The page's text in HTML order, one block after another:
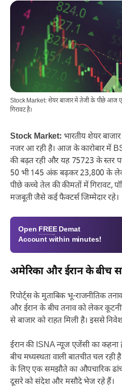
Stock Market: शेयर बाजार में तेजी के पीछे आज
गिरावट है।
Stock Market: भारतीय शेयर
नजर आ रही है। आज के कारोबार में
की बढ़त रही और यह 75723 के स्तर
50 भी 145 अंक बढ़कर 23,800 के
पीछे कच्चे तेल की कीमतों में गिरावट,
मजबूती जैसे कई फैक्टर्स जिम्मेदार रहे।
Open FREE Demat
Account within minutes!
अमेरिका और ईरान के बीच
रिपोर्ट्स के मुताबिक भू-राजनीतिक
और ईरान के बीच तनाव को लेकर
से बाजार को राहत मिली है। इससे
ईरान की ISNA न्यूज एजेंसी का
बीच मध्यस्थता वाली बातचीत चल रही
के लिए एक समझौते का औपचारिक
दूसरे को संदेश और मसौदे भेज रहे हैं।